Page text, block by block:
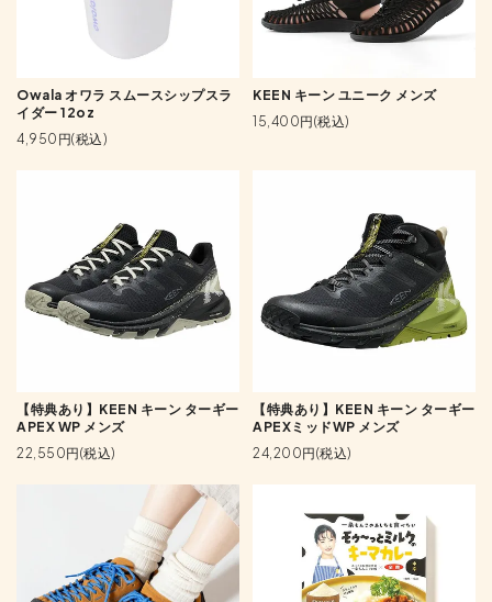
Owala オワラ スムースシップスラ
イダー 12oz
4,950円(税込)
KEEN キーン ユニーク メンズ
15,400円(税込)
【特典あり】KEEN キーン ターギー
APEX WP メンズ
22,550円(税込)
【特典あり】KEEN キーン ターギー
APEXミッドWP メンズ
24,200円(税込)